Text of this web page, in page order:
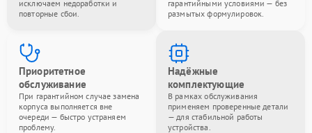
исключаем недоработки и
повторные сбои.
гарантийными условиями — без
размытых формулировок.
Приоритетное
обслуживание
При гарантийном случае замена
корпуса выполняется вне
очереди — быстро устраняем
проблему.
Надёжные
комплектующие
В рамках обслуживания
применяем проверенные детали
— для стабильной работы
устройства.